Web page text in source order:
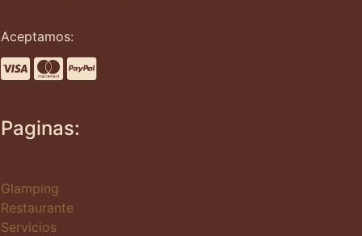
Aceptamos:
Paginas:
Glamping
Restaurante
Servicios